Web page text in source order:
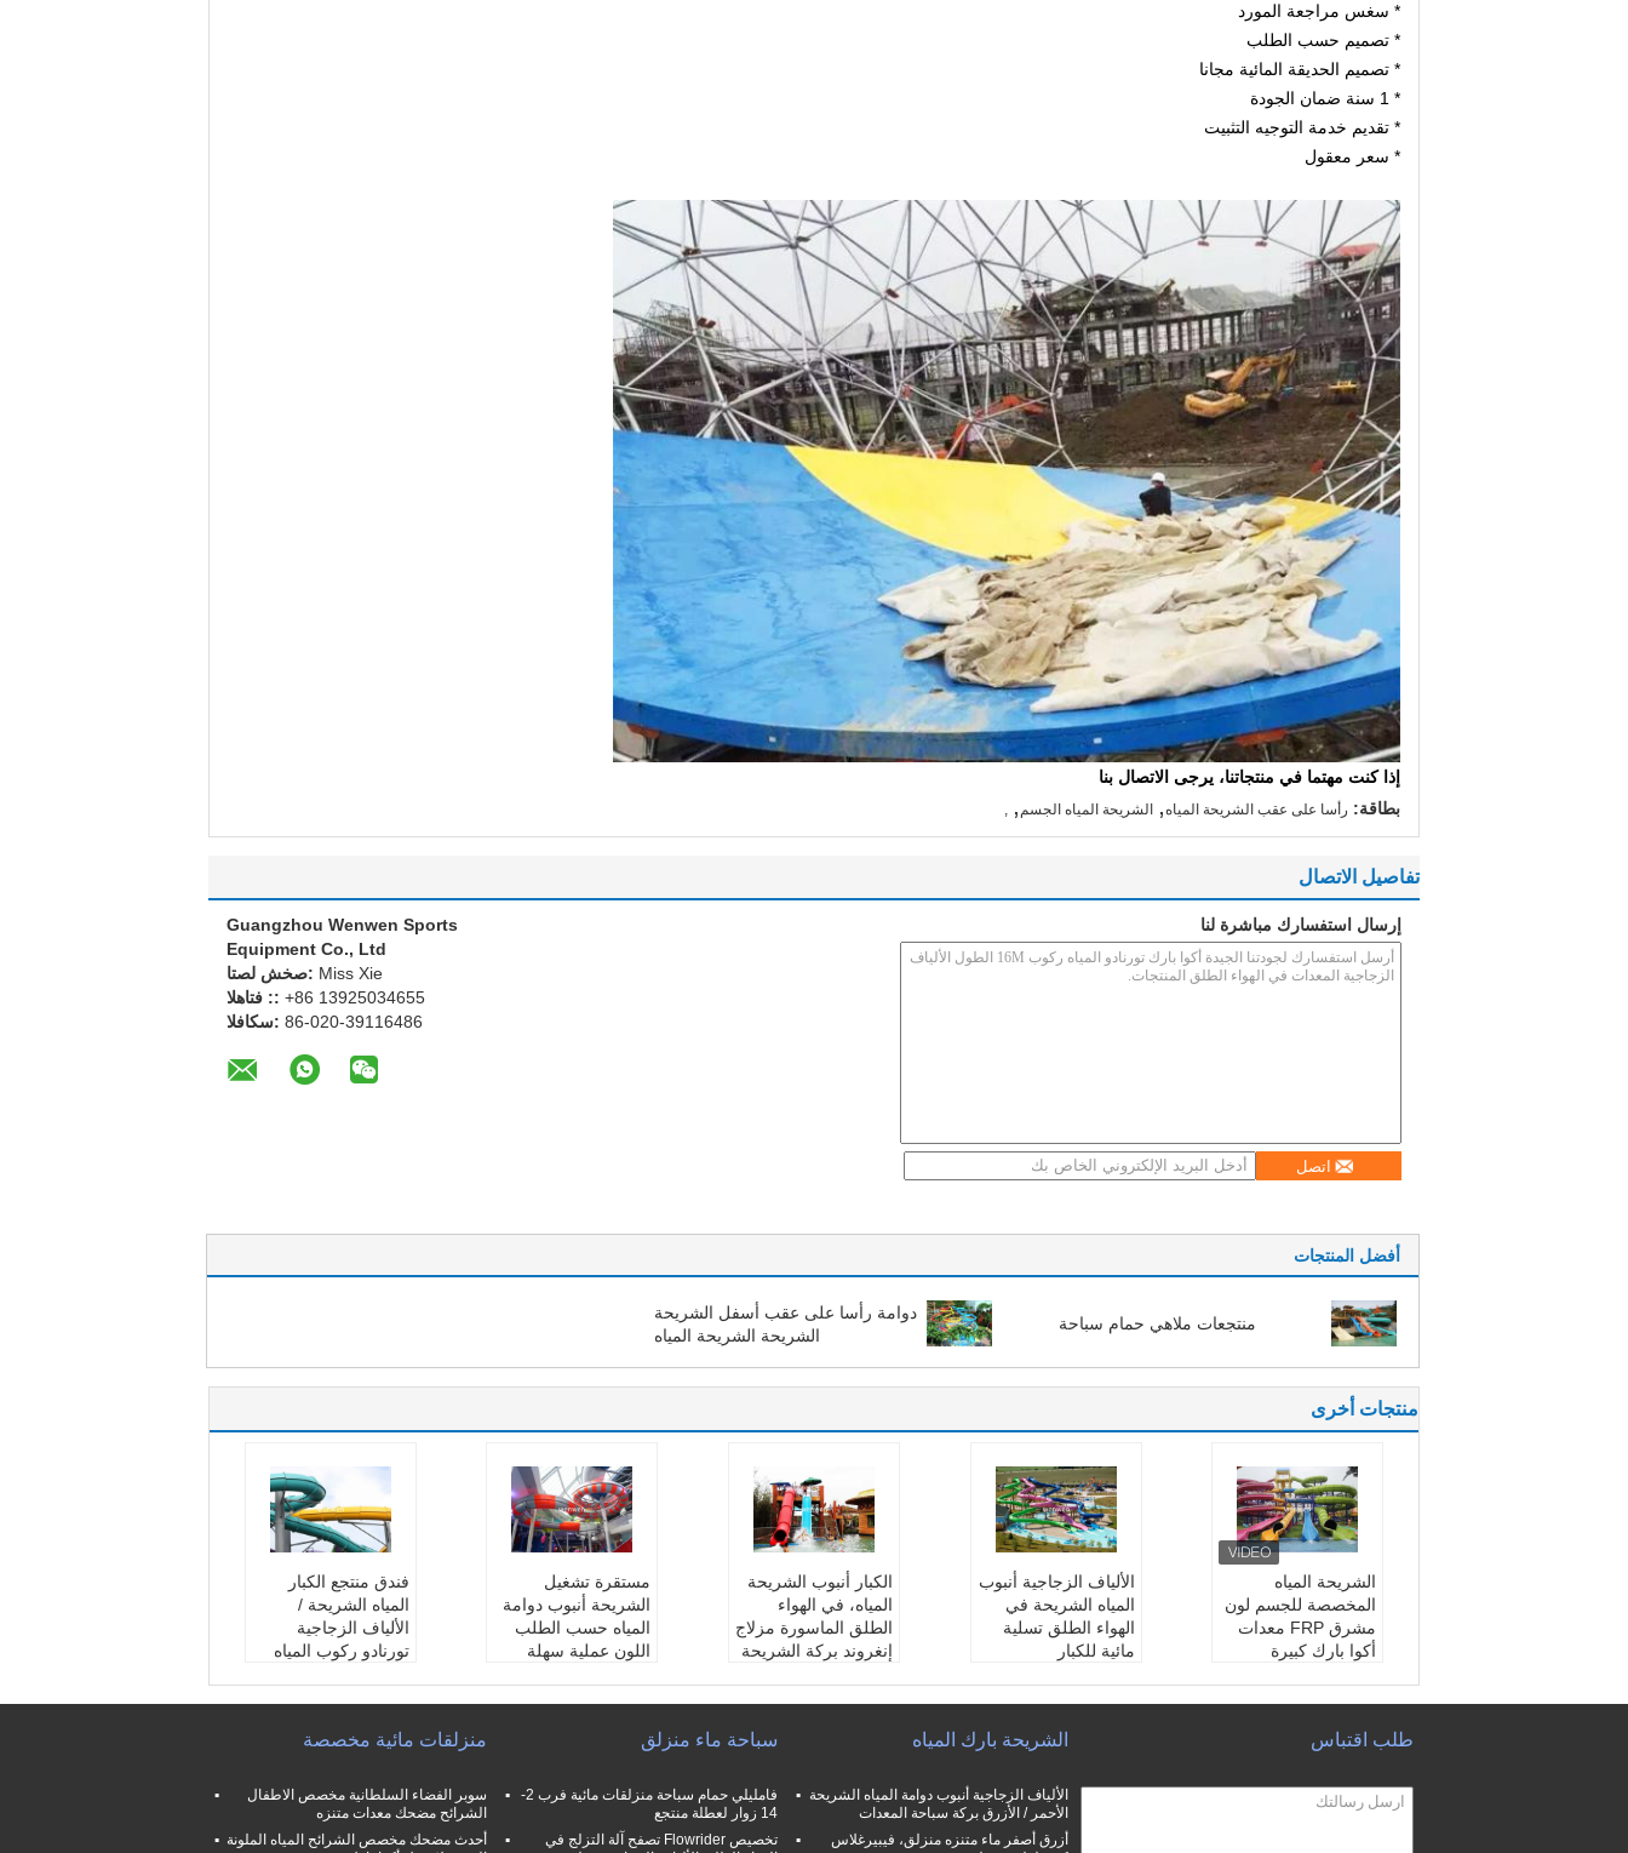
* سغس مراجعة المورد
* تصميم حسب الطلب
* تصميم الحديقة المائية مجانا
* 1 سنة ضمان الجودة
* تقديم خدمة التوجيه التثبيت
* سعر معقول
إذا كنت مهتما في منتجاتنا، يرجى الاتصال بنا
بطاقة: رأسا على عقب الشريحة المياه الشريحة المياه الجسم
تفاصيل الاتصال
Guangzhou Wenwen Sports
Equipment Co., Ltd
اتصل شخص: Miss Xie
الهاتف :: +86 13925034655
الفاكس: 86-020-39116486
إرسال استفسارك مباشرة لنا
اتصل
أفضل المنتجات
منتجعات ملاهي حمام سباحة
دوامة رأسا على عقب أسفل الشريحة
الشريحة الشريحة المياه
منتجات أخرى
فندق منتجع الكبار
المياه الشريحة /
الألياف الزجاجية
تورنادو ركوب المياه
فال ، بالغون
مستقرة تشغيل
الشريحة أنبوب دوامة
المياه حسب الطلب
اللون عملية سهلة
فال ، بالغون
الكبار أنبوب الشريحة
المياه، في الهواء
الطلق الماسورة مزلاج
إنغروند بركة الشريحة
المجموعة العمرية:الأ
منطقة:
ماء متنزه
الألياف الزجاجية أنبوب
المياه الشريحة في
الهواء الطلق تسلية
مائية للكبار
المجموعة العمرية: وا
منطقة:
ماء متنزه
الشريحة المياه
المخصصة للجسم لون
مشرق FRP معدات
أكوا بارك كبيرة
والبالغين
منزلقات مائية مخصصة
سوبر الفضاء السلطانية مخصص الاطفال
الشرائح مضحك معدات متنزه
أحدث مضحك مخصص الشرائح المياه الملونة
سباحة ماء منزلق
فامليلي حمام سباحة منزلقات مائية فرب 2-
14 زوار لعطلة منتجع
تخصيص Flowrider تصفح آلة التزلج في
الشريحة بارك المياه
الألياف الزجاجية أنبوب دوامة المياه الشريحة
الأحمر / الأزرق بركة سباحة المعدات
أزرق أصفر ماء متنزه منزلق، فيبيرغلاس
طلب اقتباس